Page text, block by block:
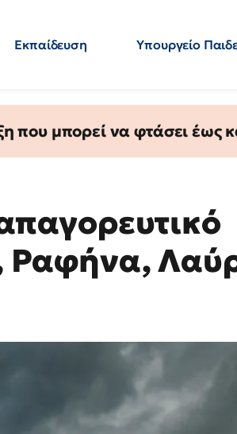
Εκπαίδευση Υπουργείο
μπορεί να φτάσει έως
Ραφήνα,